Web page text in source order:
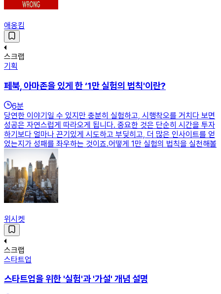
애옹킴
스크랩
기획
페북, 아마존을 있게 한 ‘1만 실험의 법칙'이란?
6분
당연한 이야기일 수 있지만 충분히 실험하고, 시행착오를 거치다 보면
성공은 자연스럽게 따라오게 됩니다. 중요한 것은 단순히 시간을 투자
하기보다 얼마나 끈기있게 시도하고 부딪히고, 더 많은 인사이트를 얻
었는지가 성패를 좌우하는 것이죠.어떻게 1만 실험의 법칙을 실천해볼
위시켓
스크랩
스타트업
스타트업을 위한 '실험'과 '가설' 개념 설명